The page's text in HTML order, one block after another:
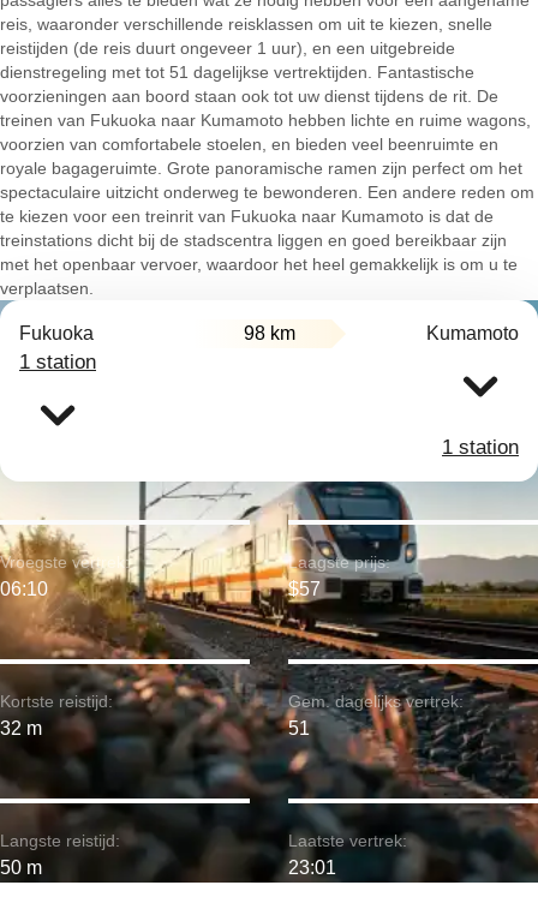
reis, waaronder verschillende reisklassen om uit te kiezen, snelle
reistijden (de reis duurt ongeveer 1 uur), en een uitgebreide
dienstregeling met tot 51 dagelijkse vertrektijden. Fantastische
voorzieningen aan boord staan ook tot uw dienst tijdens de rit. De
treinen van Fukuoka naar Kumamoto hebben lichte en ruime wagons,
voorzien van comfortabele stoelen, en bieden veel beenruimte en
royale bagageruimte. Grote panoramische ramen zijn perfect om het
spectaculaire uitzicht onderweg te bewonderen. Een andere reden om
te kiezen voor een treinrit van Fukuoka naar Kumamoto is dat de
treinstations dicht bij de stadscentra liggen en goed bereikbaar zijn
met het openbaar vervoer, waardoor het heel gemakkelijk is om u te
verplaatsen.
Fukuoka 98 km Kumamoto
1 station
1 station
Kortste reistijd:
32 m
Vroegste vertrek:
06:10
Langste reistijd:
50 m
Laagste prijs:
$57
Gem. dagelijks vertrek:
51
Laatste vertrek:
23:01